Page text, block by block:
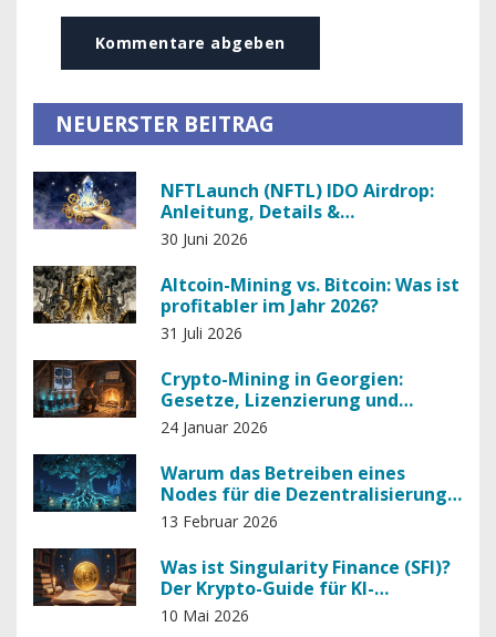
Kommentare abgeben
NEUERSTER BEITRAG
NFTLaunch (NFTL) IDO Airdrop:
Anleitung, Details &
Teilnahmebedingungen
30 Juni 2026
Altcoin-Mining vs. Bitcoin: Was ist
profitabler im Jahr 2026?
31 Juli 2026
Crypto-Mining in Georgien:
Gesetze, Lizenzierung und
Steuervorteile 2026
24 Januar 2026
Warum das Betreiben eines
Nodes für die Dezentralisierung
der Blockchain entscheidend ist
13 Februar 2026
Was ist Singularity Finance (SFI)?
Der Krypto-Guide für KI-
Infrastruktur
10 Mai 2026